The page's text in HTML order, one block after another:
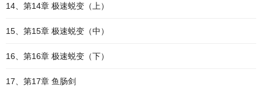
14、第14章 极速蜕变（上）
15、第15章 极速蜕变（中）
16、第16章 极速蜕变（下）
17、第17章 鱼肠剑